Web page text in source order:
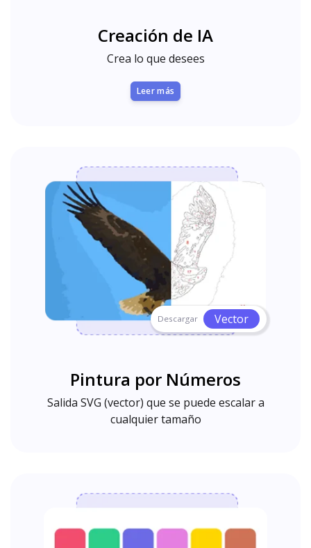
Creación de IA
Crea lo que desees
Leer más
Descargar Vector
Pintura por Números
Salida SVG (vector) que se puede escalar a
cualquier tamaño